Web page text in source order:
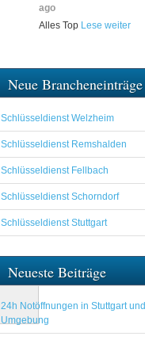
ago
Alles Top Lese weiter
Neue Brancheneinträge
Schlüsseldienst Welzheim
Schlüsseldienst Remshalden
Schlüsseldienst Fellbach
Schlüsseldienst Schorndorf
Schlüsseldienst Stuttgart
Neueste Beiträge
24h Notöffnungen in Stuttgart und
Umgebung